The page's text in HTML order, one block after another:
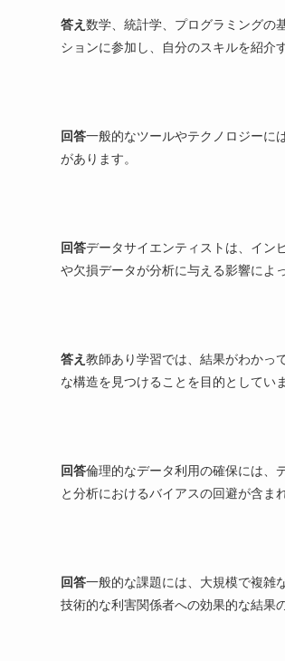
答え数学、統計学、プログラミングの
ションに参加し、自分のスキルを紹介
回答一般的なツールやテクノロジーに
があります。
回答データサイエンティストは、イン
や欠損データが分析に与える影響によ
答え教師あり学習では、結果がわかっ
な構造を見つけることを目的としていま
回答倫理的なデータ利用の確保には、
と分析におけるバイアスの回避が含ま
回答一般的な課題には、大規模で複雑
技術的な利害関係者への効果的な結果